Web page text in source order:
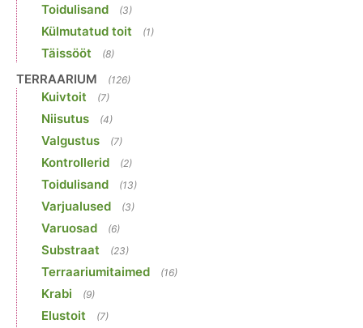
Toidulisand (3)
Külmutatud toit (1)
Täissööt (8)
TERRAARIUM (126)
Kuivtoit (7)
Niisutus (4)
Valgustus (7)
Kontrollerid (2)
Toidulisand (13)
Varjualused (3)
Varuosad (6)
Substraat (23)
Terraariumitaimed (16)
Krabi (9)
Elustoit (7)